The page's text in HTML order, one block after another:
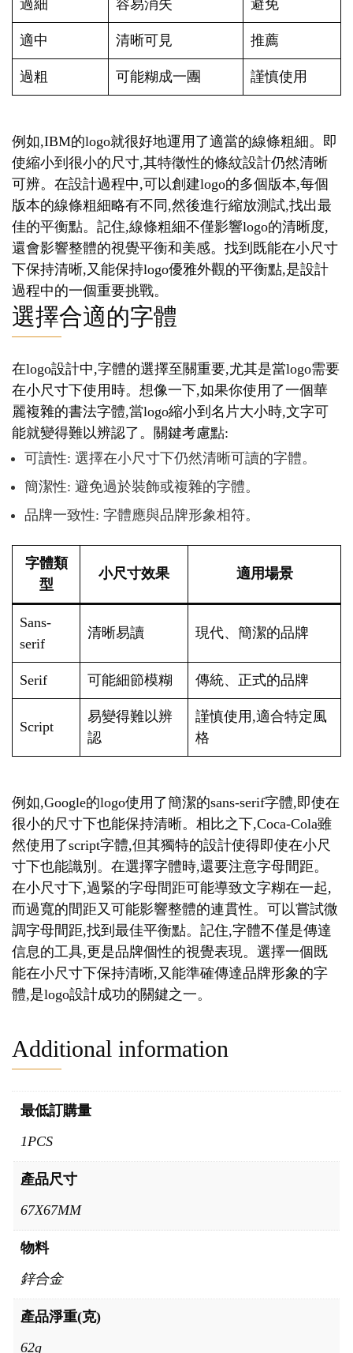
過細 容易消失 避免
適中 清晰可見 推薦
過粗 可能糊成一團 謹慎使用
例如,IBM的logo就很好地運用了適當的線條粗細。即
使縮小到很小的尺寸,其特徵性的條紋設計仍然清晰
可辨。在設計過程中,可以創建logo的多個版本,每個
版本的線條粗細略有不同,然後進行縮放測試,找出最
佳的平衡點。記住,線條粗細不僅影響logo的清晰度,
還會影響整體的視覺平衡和美感。找到既能在小尺寸
下保持清晰,又能保持logo優雅外觀的平衡點,是設計
過程中的一個重要挑戰。
選擇合適的字體
在logo設計中,字體的選擇至關重要,尤其是當logo需要
在小尺寸下使用時。想像一下,如果你使用了一個華
麗複雜的書法字體,當logo縮小到名片大小時,文字可
能就變得難以辨認了。關鍵考慮點:
可讀性: 選擇在小尺寸下仍然清晰可讀的字體。
簡潔性: 避免過於裝飾或複雜的字體。
品牌一致性: 字體應與品牌形象相符。
字體類
型
小尺寸效果 適用場景
Sans-
serif
清晰易讀 現代、簡潔的品牌
Serif 可能細節模糊 傳統、正式的品牌
Script
易變得難以辨
認
謹慎使用,適合特定風
格
例如,Google的logo使用了簡潔的sans-serif字體,即使在
很小的尺寸下也能保持清晰。相比之下,Coca-Cola雖
然使用了script字體,但其獨特的設計使得即使在小尺
寸下也能識別。在選擇字體時,還要注意字母間距。
在小尺寸下,過緊的字母間距可能導致文字糊在一起,
而過寬的間距又可能影響整體的連貫性。可以嘗試微
調字母間距,找到最佳平衡點。記住,字體不僅是傳達
信息的工具,更是品牌個性的視覺表現。選擇一個既
能在小尺寸下保持清晰,又能準確傳達品牌形象的字
體,是logo設計成功的關鍵之一。
Additional information
最低訂購量
1PCS
產品尺寸
67X67MM
物料
鋅合金
產品淨重(克)
62g